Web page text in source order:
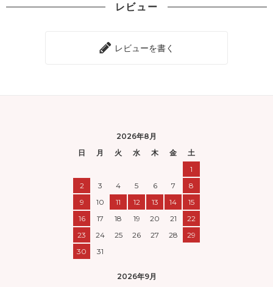
レビュー
レビューを書く
2026年8月
日
月 火 水 木 金
土
1
2
3 4 5 6 7
8
9
10 11 12 13 14
15
16
17 18 19 20 21
22
23
24 25 26 27 28
29
30
31
2026年9月